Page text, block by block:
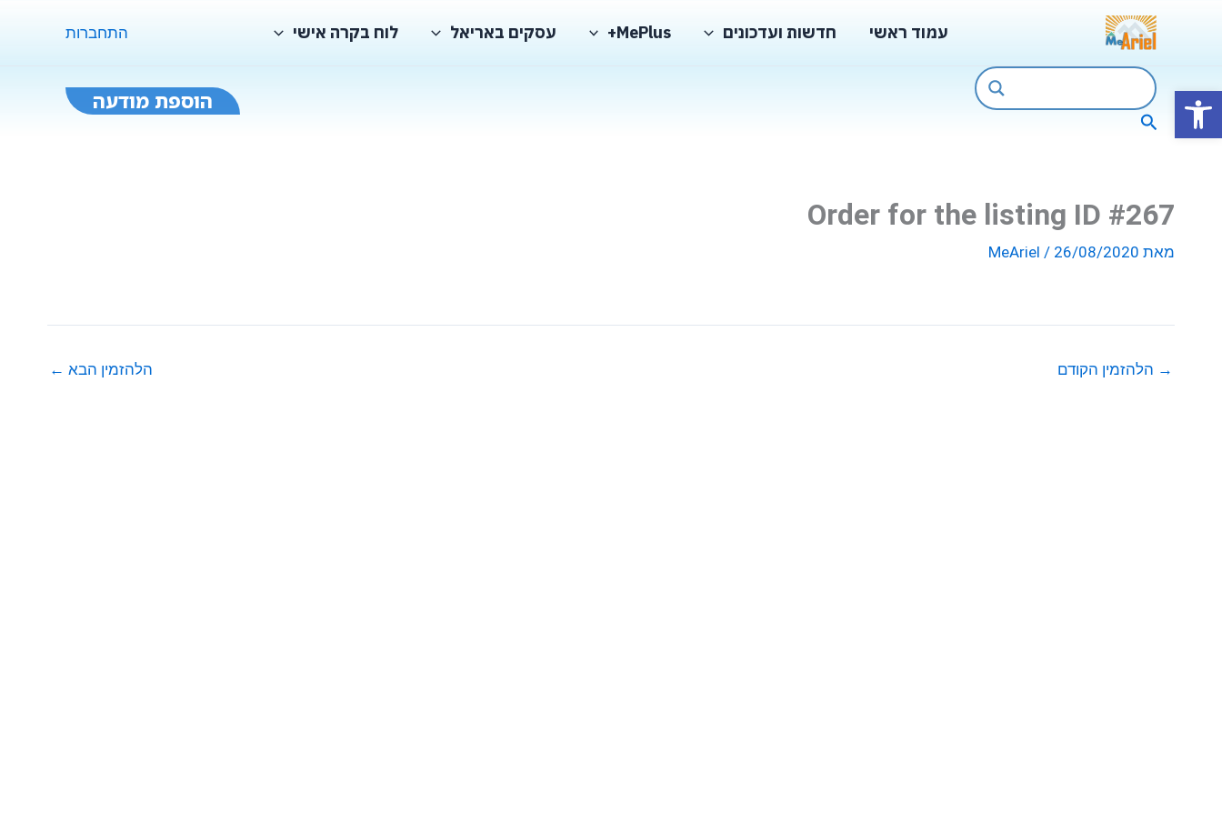
פתח סרגל נגישות
עמוד ראשי חדשות ועדכונים MePlus+ עסקים באריאל לוח בקרה אישי התחברות
חיפוש
הוספת מודעה
Order for the listing ID #267
מאת MeAriel / 26/08/2020
→ הלהזמין הקודם הלהזמין הבא ←